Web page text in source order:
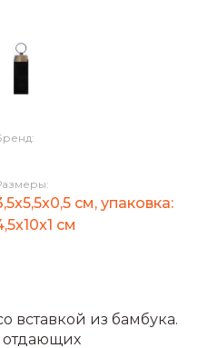
см, упаковка:
см
вставкой из бамбука.
отдающих